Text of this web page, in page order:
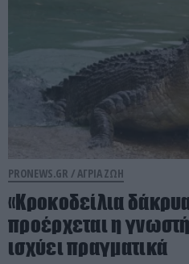
PRONEWS.GR /ΑΓΡΙΑ ΖΩΗ
«Κροκοδείλια
προέρχεται η
ισχύει πραγματικά